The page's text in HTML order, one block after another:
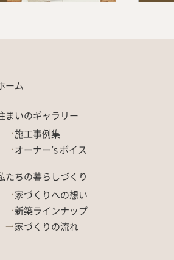
ーム
まいのギャラリー
施工事例集
オーナー’s ボイス
たちの暮らしづくり
家づくりへの想い
新築ラインナップ
家づくりの流れ